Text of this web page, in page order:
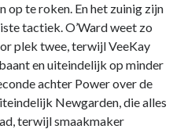
op te roken. En het zuinig zijn
tactiek. O’Ward weet zo
plek twee, terwijl VeeKay
en uiteindelijk op minder
achter Power over de
Newgarden, die alles
terwijl smaakmaker